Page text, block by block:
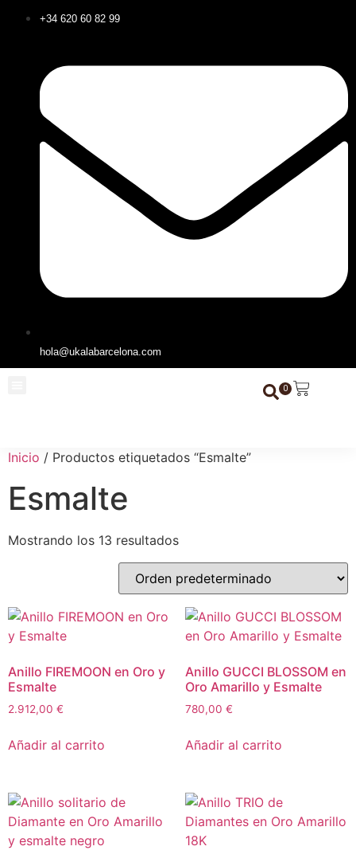
+34 620 60 82 99
hola@ukalabarcelona.com
0
Inicio / Productos etiquetados “Esmalte”
Esmalte
Mostrando los 13 resultados
Anillo FIREMOON en Oro y
Esmalte
2.912,00 €
Añadir al carrito
Anillo GUCCI BLOSSOM en
Oro Amarillo y Esmalte
780,00 €
Añadir al carrito